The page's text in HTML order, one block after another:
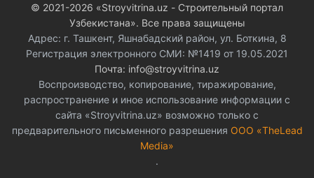
© 2021-2026 «Stroyvitrina.uz - Строительный портал
Узбекистана». Все права защищены
Адрес: г. Ташкент, Яшнабадский район, ул. Боткина, 8
Регистрация электронного СМИ: №1419 от 19.05.2021
Почта: info@stroyvitrina.uz
Воспроизводство, копирование, тиражирование,
распространение и иное использование информации с
сайта «Stroyvitrina.uz» возможно только с
предварительного письменного разрешения ООО «TheLead
Media»
.